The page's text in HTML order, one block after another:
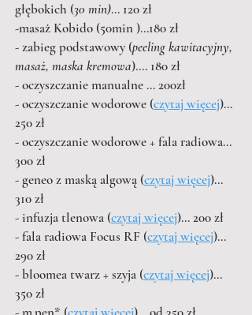
głębokich (30 min)... 120 zł
-masaż Kobido (50min )...180 zł
- zabieg podstawowy (peeling kawitacyjny,
masaż, maska kremowa).... 180 zł
- oczyszczanie manualne ... 200zł
- oczyszczanie wodorowe (czytaj więcej)...
250 zł
- oczyszczanie wodorowe + fala radiowa...
300 zł
- geneo z maską algową (czytaj więcej)...
310 zł
- infuzja tlenowa (czytaj więcej)... 200 zł
- fala radiowa Focus RF (czytaj więcej)...
290 zł
- bloomea twarz + szyja (czytaj więcej)...
350 zł